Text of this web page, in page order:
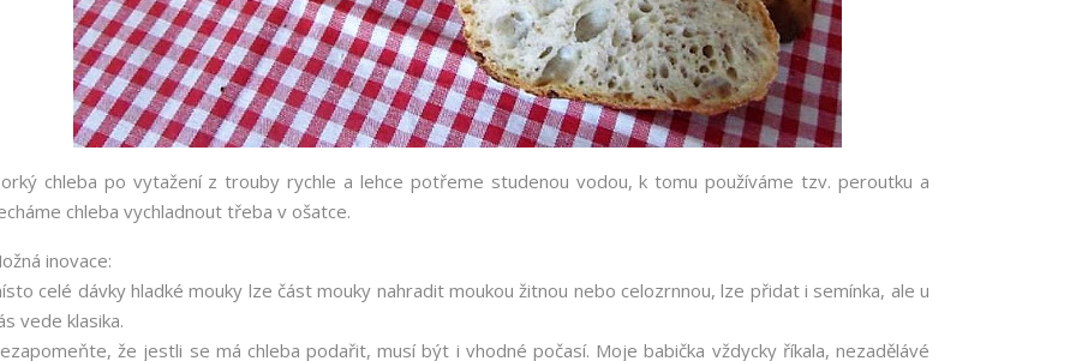
chleba po vytažení z trouby rychle a lehce potřeme studenou vodou, k tomu používáme tzv. peroutku a
chleba vychladnout třeba v ošatce.
inovace:
celé dávky hladké mouky lze část mouky nahradit moukou žitnou nebo celozrnnou, lze přidat i semínka, ale u
vede klasika.
že jestli se má chleba podařit, musí být i vhodné počasí. Moje babička vždycky říkala, nezadělávé